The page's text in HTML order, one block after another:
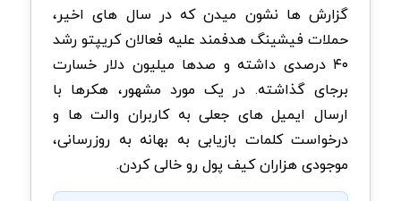
گزارش ها نشون میدن که در سال های اخیر،
حملات فیشینگ هدفمند علیه فعالان کریپتو رشد
۴۰ درصدی داشته و صدها میلیون دلار خسارت
برجای گذاشته. در یک مورد مشهور، هکرها با
ارسال ایمیل های جعلی به کاربران والت ها و
درخواست کلمات بازیابی به بهانه به روزرسانی،
موجودی هزاران کیف پول رو خالی کردن.